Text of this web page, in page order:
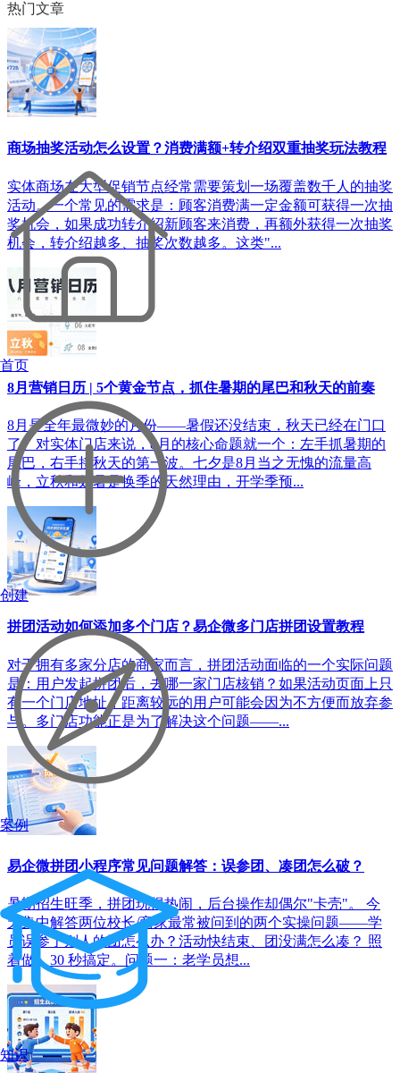
热门文章
商场抽奖活动怎么设置？消费满额+转介绍双重抽奖玩法教程
实体商场在大型促销节点经常需要策划一场覆盖数千人的抽奖
活动。一个常见的需求是：顾客消费满一定金额可获得一次抽
奖机会，如果成功转介绍新顾客来消费，再额外获得一次抽奖
机会，转介绍越多、抽奖次数越多。这类"...
8月营销日历 | 5个黄金节点，抓住暑期的尾巴和秋天的前奏
8月是全年最微妙的月份——暑假还没结束，秋天已经在门口
了。对实体门店来说，8月的核心命题就一个：左手抓暑期的
尾巴，右手接秋天的第一波。七夕是8月当之无愧的流量高
峰，立秋和处暑是换季的天然理由，开学季预...
拼团活动如何添加多个门店？易企微多门店拼团设置教程
对于拥有多家分店的商家而言，拼团活动面临的一个实际问题
是：用户发起拼团后，去哪一家门店核销？如果活动页面上只
有一个门店地址，距离较远的用户可能会因为不方便而放弃参
与。多门店功能正是为了解决这个问题——...
易企微拼团小程序常见问题解答：误参团、凑团怎么破？
暑期招生旺季，拼团玩得热闹，后台操作却偶尔"卡壳"。 今
天集中解答两位校长/商家最常被问到的两个实操问题——学
员误参了别人的团怎么办？活动快结束、团没满怎么凑？ 照
着做，30 秒搞定。问题一：老学员想...
首页
创建
案例
知识